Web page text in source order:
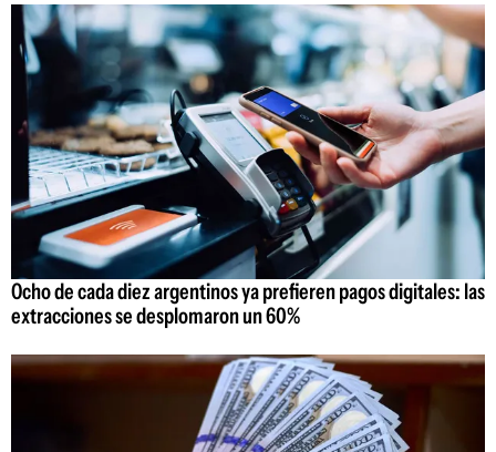
Ocho de cada diez argentinos ya prefieren pagos digitales: las
extracciones se desplomaron un 60%